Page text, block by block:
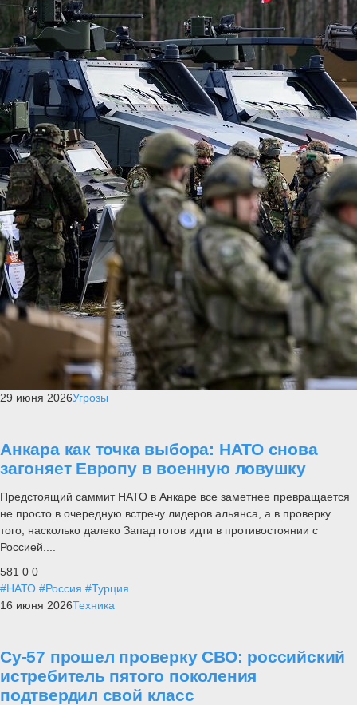
29 июня 2026Угрозы
Анкара как точка выбора: НАТО снова
загоняет Европу в военную ловушку
Предстоящий саммит НАТО в Анкаре все заметнее превращается
не просто в очередную встречу лидеров альянса, а в проверку
того, насколько далеко Запад готов идти в противостоянии с
Россией....
581 0 0
#НАТО #Россия #Турция
16 июня 2026Техника
Су-57 прошел проверку СВО: российский
истребитель пятого поколения
подтвердил свой класс